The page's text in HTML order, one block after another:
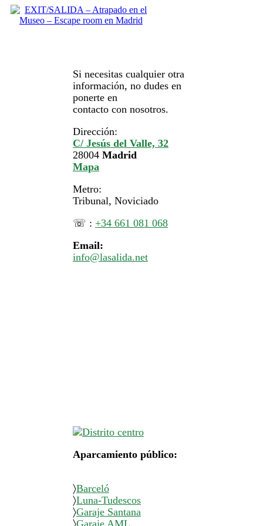
Si necesitas cualquier otra
información, no dudes en
ponerte en
contacto con nosotros.
Dirección:
C/ Jesús del Valle, 32
28004 Madrid
Mapa
Metro:
Tribunal, Noviciado
☏ : +34 661 081 068
Email:
info@lasalida.net
Aparcamiento público:
〉Barceló
〉Luna-Tudescos
〉Garaje Santana
〉Garaje AML